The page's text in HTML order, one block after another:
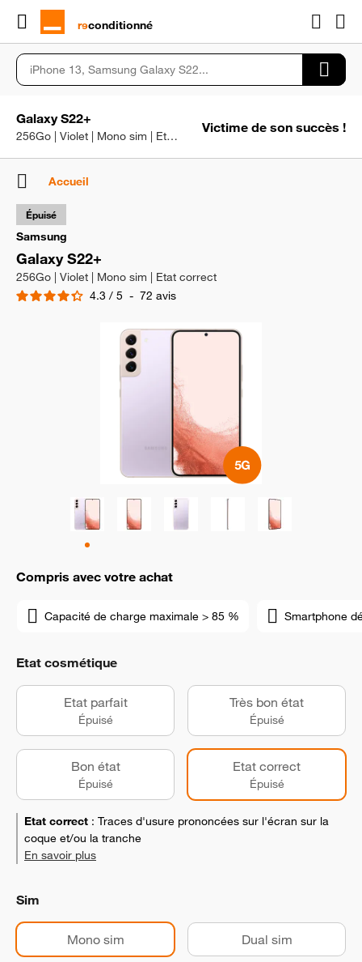
rɘconditionné
Galaxy S22+
256Go | Violet | Mono sim | Etat correct
Victime de son succès !
Accueil
Samsung
Galaxy S22+
256Go | Violet | Mono sim | Etat correct
4.3 / 5 - 72 avis
Épuisé
Compris avec votre achat
Capacité de charge maximale > 85 % Smartphone
Etat cosmétique
Etat parfait
Épuisé
Très bon état
Épuisé
Bon état
Épuisé
Etat correct
Épuisé
Etat correct : Traces d'usure prononcées sur l'écran sur la
coque et/ou la tranche
En savoir plus
Sim
Mono sim Dual sim